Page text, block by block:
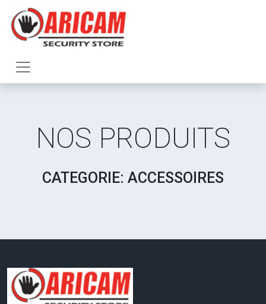
NOS PRODUITS
CATEGORIE: ACCESSOIRES